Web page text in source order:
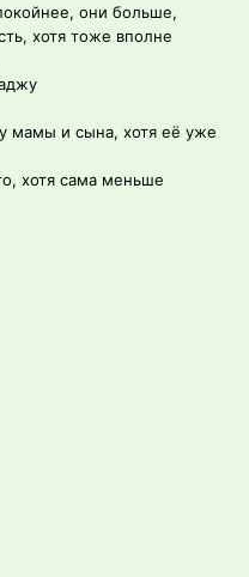
они больше,
хотя тоже вполне
мамы и сына, хотя её уже
хотя сама меньше